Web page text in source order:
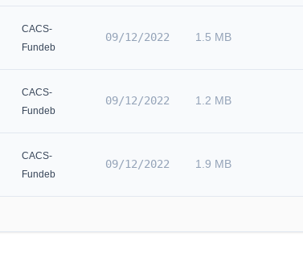
CACS-
Fundeb
09/12/2022 1.5 MB
CACS-
Fundeb
09/12/2022 1.2 MB
CACS-
Fundeb
09/12/2022 1.9 MB